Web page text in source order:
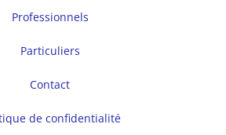
Professionnels
Particuliers
Contact
de confidentialité